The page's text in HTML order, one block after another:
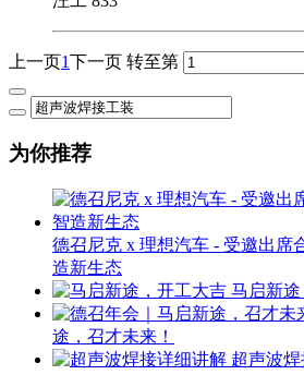
上一页1下一页 转至第
为你推荐
德召尼克 x 理想汽车 - 受邀出席
造新生态
马启新
途，召才未来！
超声波